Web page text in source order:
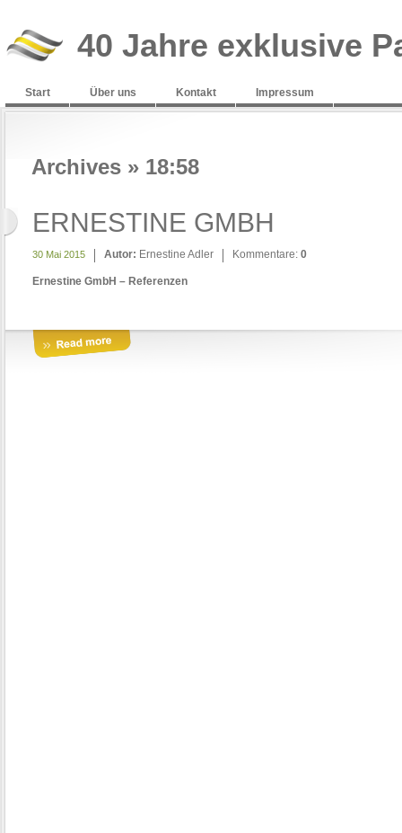
40 Jahre exklusive
Start Über uns Kontakt Impressum
Archives » 18:58
ERNESTINE GMBH
30 Mai 2015 Autor: Ernestine Adler Kommentare: 0
Ernestine GmbH – Referenzen